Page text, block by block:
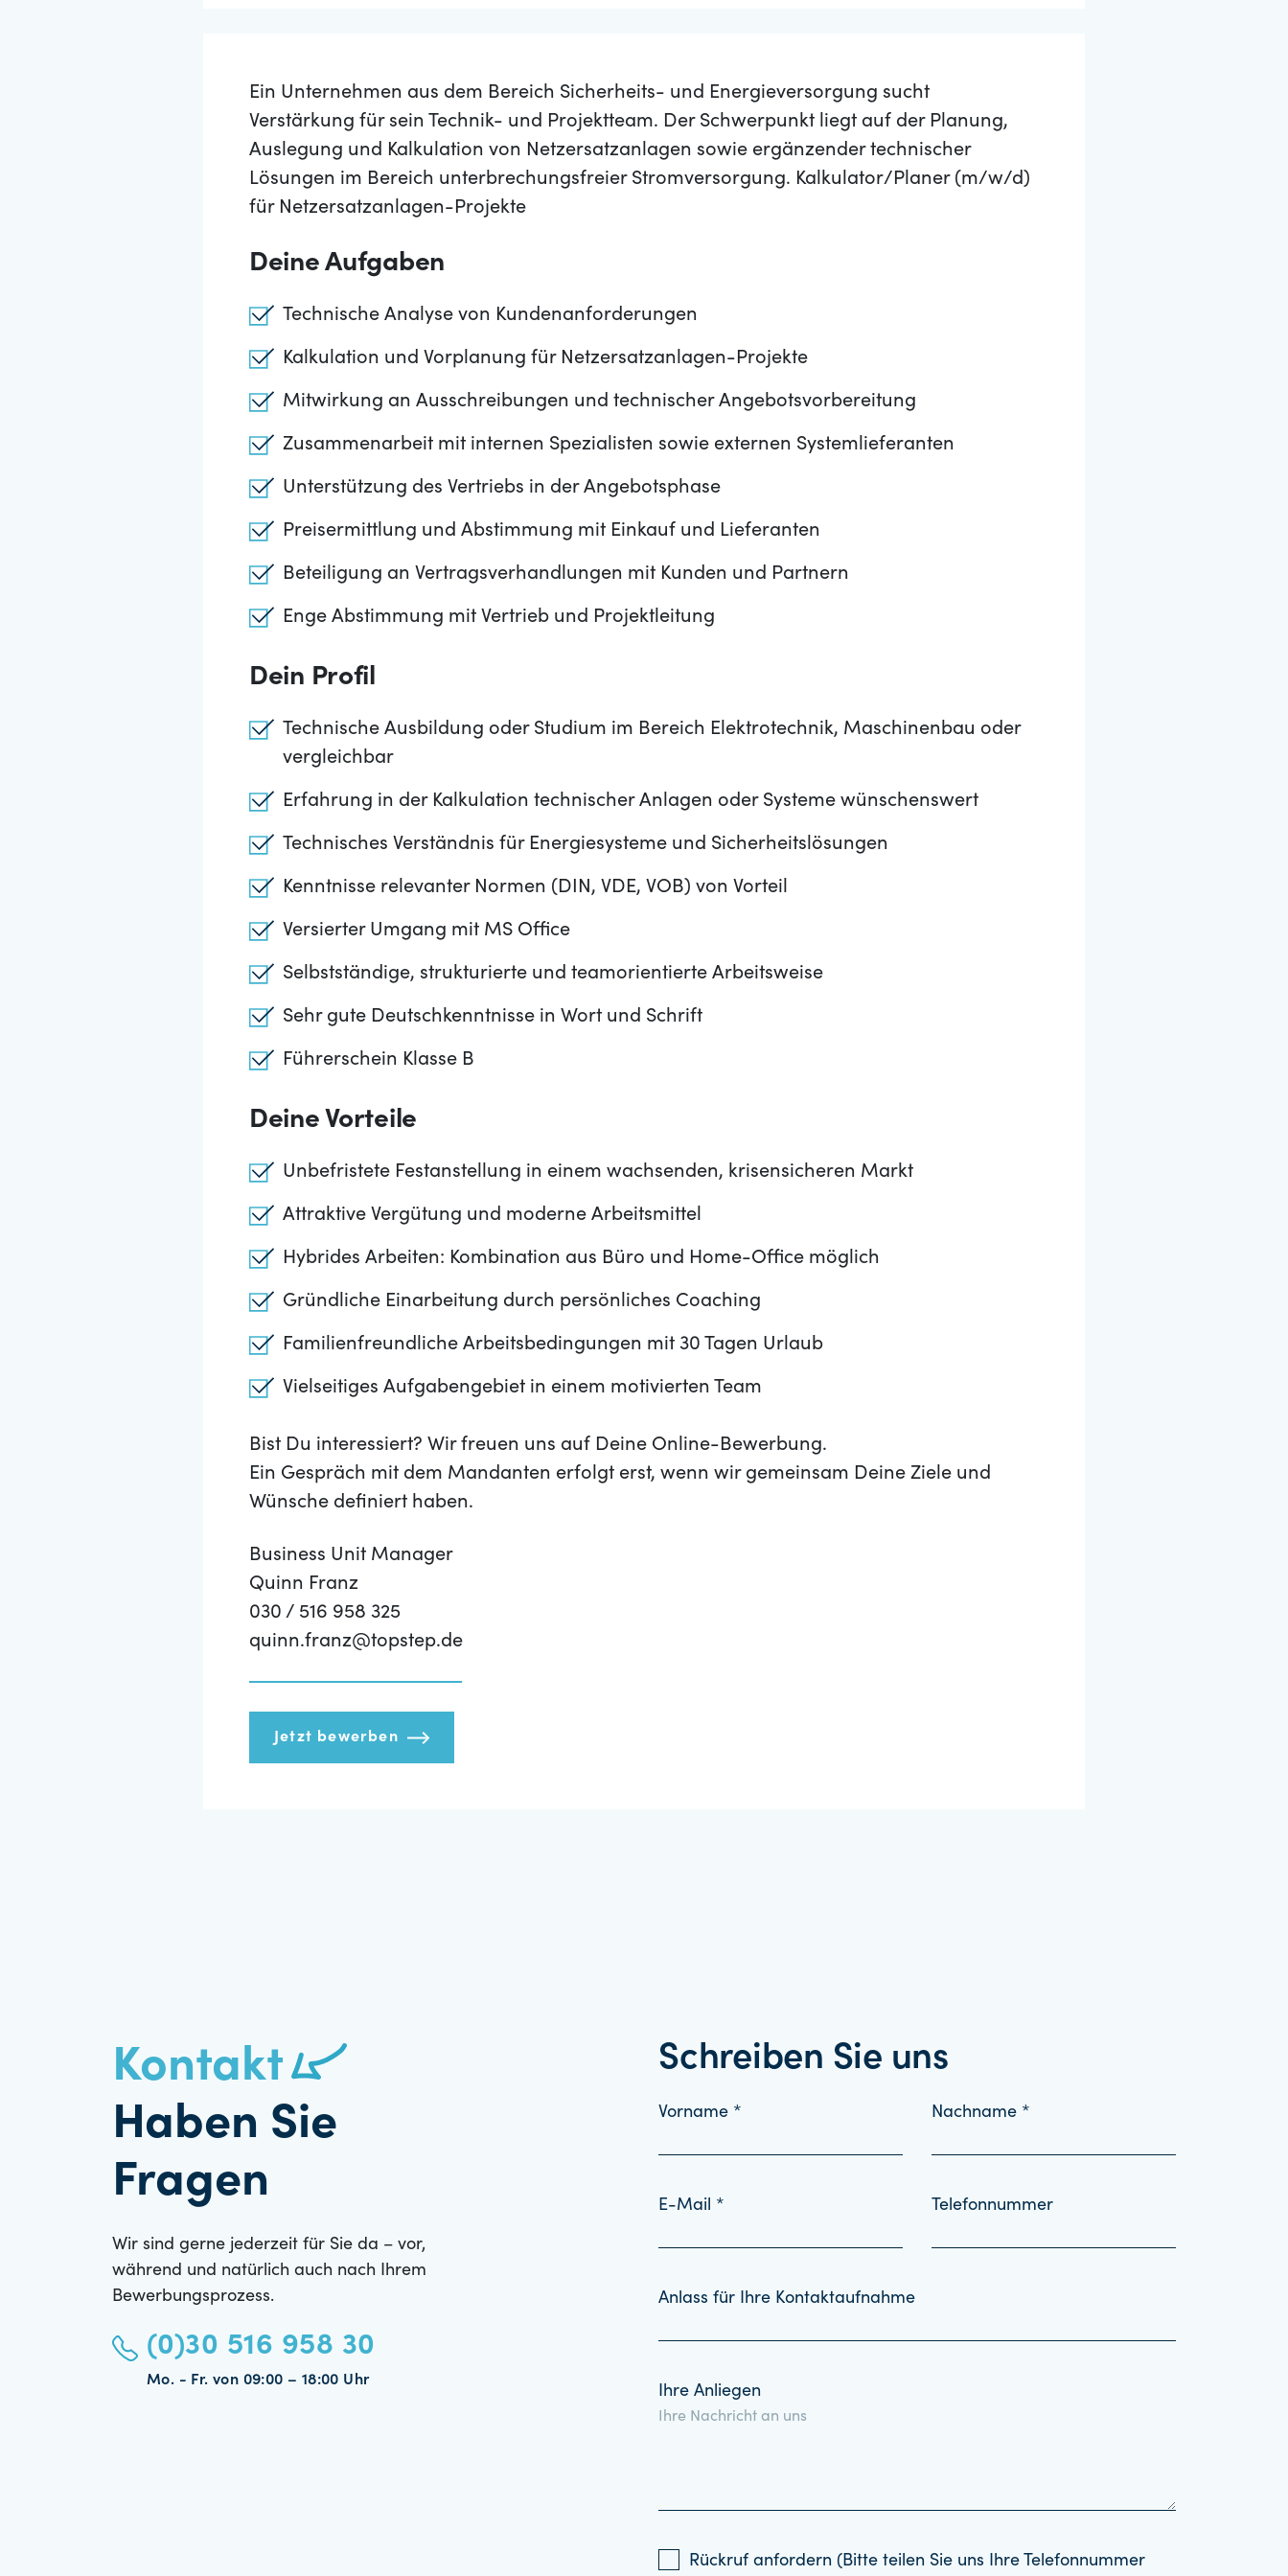
Ein Unternehmen aus dem Bereich Sicherheits- und Energieversorgung sucht
Verstärkung für sein Technik- und Projektteam. Der Schwerpunkt liegt auf der Planung,
Auslegung und Kalkulation von Netzersatzanlagen sowie ergänzender technischer
Lösungen im Bereich unterbrechungsfreier Stromversorgung. Kalkulator/Planer (m/w/d)
für Netzersatzanlagen-Projekte
Deine Aufgaben
Technische Analyse von Kundenanforderungen
Kalkulation und Vorplanung für Netzersatzanlagen-Projekte
Mitwirkung an Ausschreibungen und technischer Angebotsvorbereitung
Zusammenarbeit mit internen Spezialisten sowie externen Systemlieferanten
Unterstützung des Vertriebs in der Angebotsphase
Preisermittlung und Abstimmung mit Einkauf und Lieferanten
Beteiligung an Vertragsverhandlungen mit Kunden und Partnern
Enge Abstimmung mit Vertrieb und Projektleitung
Dein Profil
Technische Ausbildung oder Studium im Bereich Elektrotechnik, Maschinenbau oder
vergleichbar
Erfahrung in der Kalkulation technischer Anlagen oder Systeme wünschenswert
Technisches Verständnis für Energiesysteme und Sicherheitslösungen
Kenntnisse relevanter Normen (DIN, VDE, VOB) von Vorteil
Versierter Umgang mit MS Office
Selbstständige, strukturierte und teamorientierte Arbeitsweise
Sehr gute Deutschkenntnisse in Wort und Schrift
Führerschein Klasse B
Deine Vorteile
Unbefristete Festanstellung in einem wachsenden, krisensicheren Markt
Attraktive Vergütung und moderne Arbeitsmittel
Hybrides Arbeiten: Kombination aus Büro und Home-Office möglich
Gründliche Einarbeitung durch persönliches Coaching
Familienfreundliche Arbeitsbedingungen mit 30 Tagen Urlaub
Vielseitiges Aufgabengebiet in einem motivierten Team
Bist Du interessiert? Wir freuen uns auf Deine Online-Bewerbung.
Ein Gespräch mit dem Mandanten erfolgt erst, wenn wir gemeinsam Deine Ziele und
Wünsche definiert haben.
Business Unit Manager
Quinn Franz
030 / 516 958 325
quinn.franz@topstep.de
Jetzt bewerben
Kontakt
Haben Sie
Fragen
Wir sind gerne jederzeit für Sie da – vor,
während und natürlich auch nach Ihrem
Bewerbungsprozess.
(0)30 516 958 30
Mo. - Fr. von 09:00 – 18:00 Uhr
Schreiben Sie uns
Vorname * Nachname *
E-Mail * Telefonnummer
Anlass für Ihre Kontaktaufnahme
Ihre Anliegen
Rückruf anfordern (Bitte teilen Sie uns Ihre Telefonnummer